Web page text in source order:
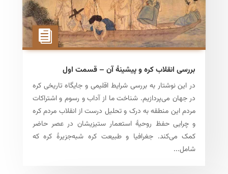
بررسی انقلاب کره و پیشینهٔ آن – قسمت اول
در این نوشتار به بررسی شرایط اقلیمی و جایگاه تاریخی کره
در جهان می‌پردازیم. شناخت ما از آداب و رسوم و اشتراکات
مردم این منطقه به درک و تحلیل درست از انقلاب مردم کره
و چرایی حفظ روحیهٔ استعمار ستیزیشان در عصر حاضر
کمک می‌کند. جغرافیا و طبیعت کره شبه‌جزیرهٔ کره که
شامل...